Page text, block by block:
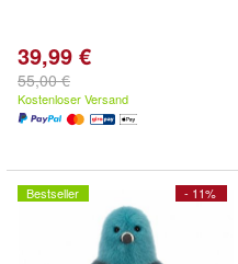
39,99 €
55,00 €
Kostenloser Versand
- 11%
Bestseller